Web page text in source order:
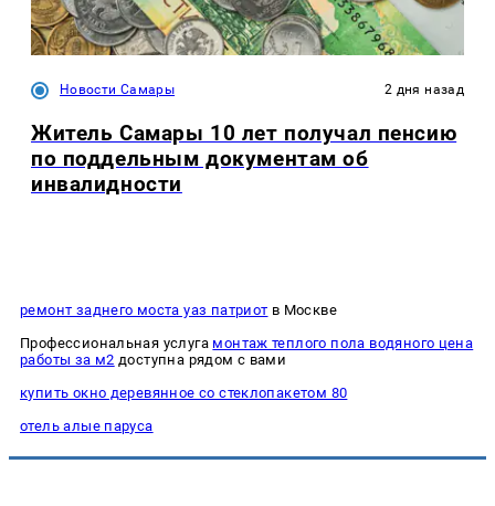
Новости Самары 2 дня назад
Житель Самары 10 лет получал пенсию
по поддельным документам об
инвалидности
ремонт заднего моста уаз патриот в Москве
Профессиональная услуга монтаж теплого пола водяного цена
работы за м2 доступна рядом с вами
купить окно деревянное со стеклопакетом 80
отель алые паруса